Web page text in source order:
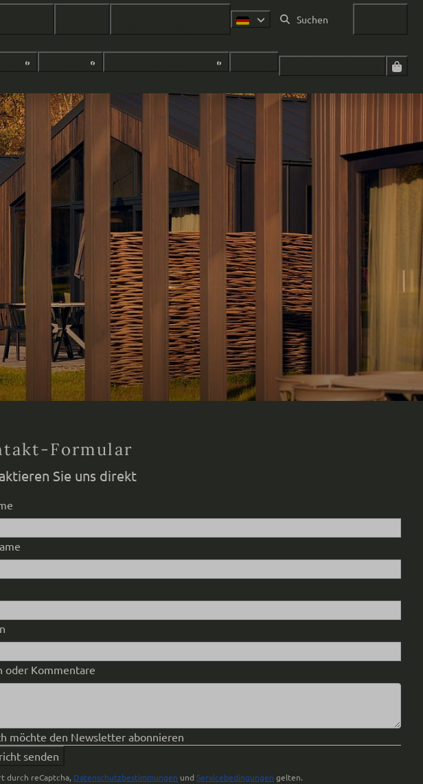
Umgebung Häufig gestellte Fragen
Formular
Sie uns direkt
oder Kommentare
möchte den Newsletter abonnieren
senden
durch reCaptcha, Datenschutzbestimmungen undServicebedingungen gelten.